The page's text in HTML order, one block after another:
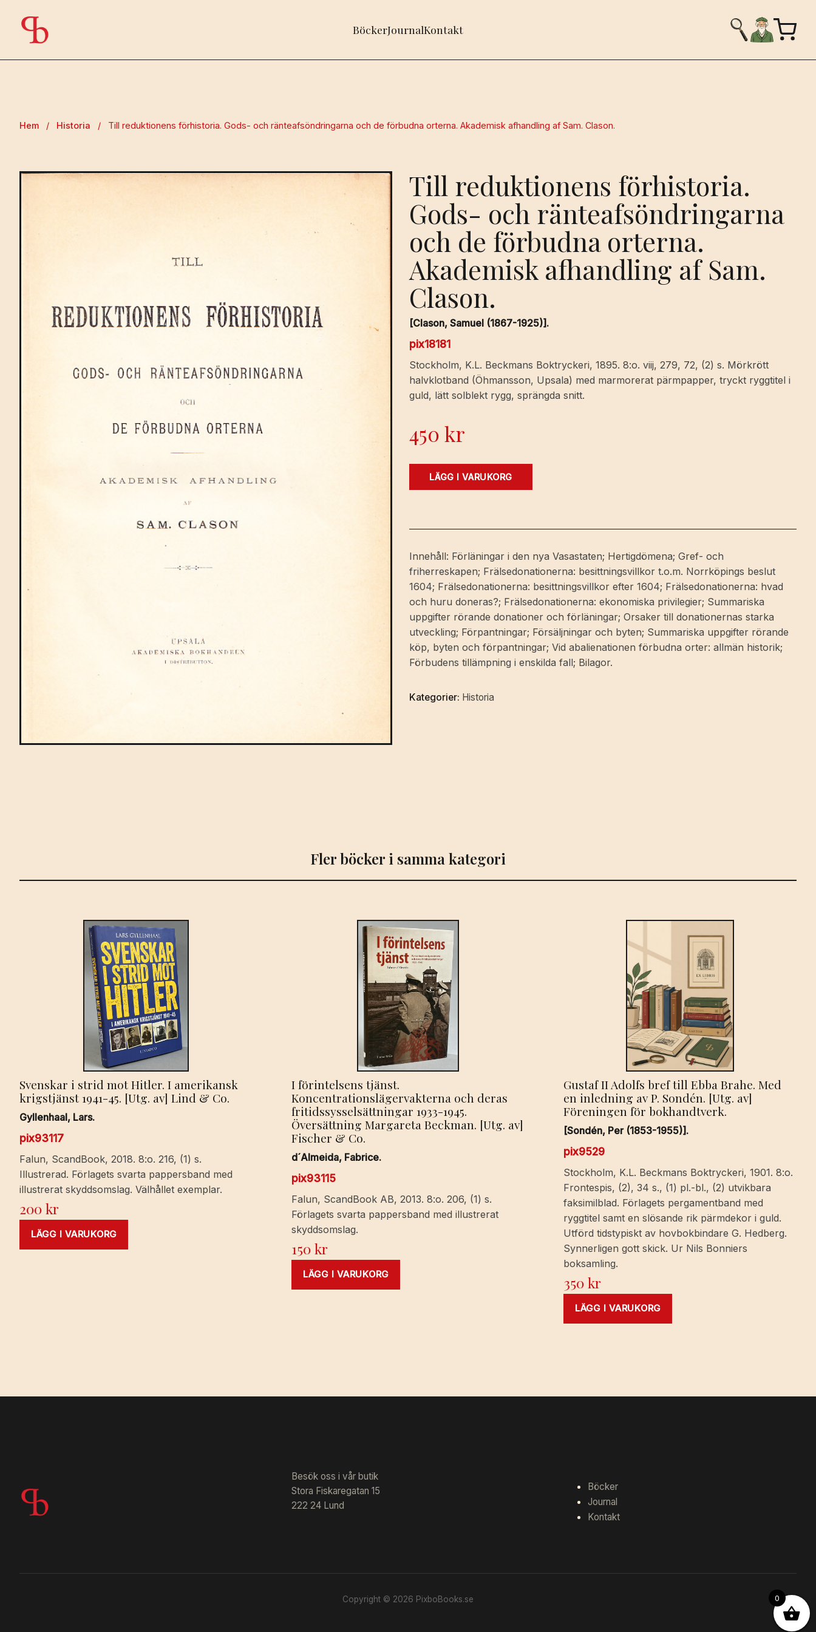
BöckerJournalKontakt
Hem / Historia / Till reduktionens förhistoria. Gods- och ränteafsöndringarna och de förbudna orterna. Akademisk afhandling af Sam. Clason.
Till reduktionens förhistoria.
Gods- och ränteafsöndringarna
och de förbudna orterna.
Akademisk afhandling af Sam.
Clason.
[Clason, Samuel (1867-1925)].
pix18181
Stockholm, K.L. Beckmans Boktryckeri, 1895. 8:o. viij, 279, 72, (2) s. Mörkrött
halvklotband (Öhmansson, Upsala) med marmorerat pärmpapper, tryckt ryggtitel i
guld, lätt solblekt rygg, sprängda snitt.
450kr
och
och
de
förbudna
orterna.
Akademisk
afhandling
af
Sam.
mängd
LÄGG I VARUKORG
Innehåll: Förläningar i den nya Vasastaten; Hertigdömena; Gref- och
friherreskapen; Frälsedonationerna: besittningsvillkor t.o.m. Norrköpings beslut
1604; Frälsedonationerna: besittningsvillkor efter 1604; Frälsedonationerna: hvad
och huru doneras?; Frälsedonationerna: ekonomiska privilegier; Summariska
uppgifter rörande donationer och förläningar; Orsaker till donationernas starka
utveckling; Förpantningar; Försäljningar och byten; Summariska uppgifter rörande
köp, byten och förpantningar; Vid abalienationen förbudna orter: allmän historik;
Förbudens tillämpning i enskilda fall; Bilagor.
Kategorier: Historia
Fler böcker i samma kategori
Svenskar i strid mot Hitler. I amerikansk
krigstjänst 1941-45. [Utg. av] Lind & Co.
Gyllenhaal, Lars.
pix93117
Falun, ScandBook, 2018. 8:o. 216, (1) s.
Illustrerad. Förlagets svarta pappersband med
illustrerat skyddsomslag. Välhållet exemplar.
200kr
LÄGG I VARUKORG
I förintelsens tjänst.
Koncentrationslägervakterna och deras
fritidssysselsättningar 1933-1945.
Översättning Margareta Beckman. [Utg. av]
Fischer & Co.
d´Almeida, Fabrice.
pix93115
Falun, ScandBook AB, 2013. 8:o. 206, (1) s.
Förlagets svarta pappersband med illustrerat
skyddsomslag.
150kr
LÄGG I VARUKORG
Gustaf II Adolfs bref till Ebba Brahe. Med
en inledning av P. Sondén. [Utg. av]
Föreningen för bokhandtverk.
[Sondén, Per (1853-1955)].
pix9529
Stockholm, K.L. Beckmans Boktryckeri, 1901. 8:o.
Frontespis, (2), 34 s., (1) pl.-bl., (2) utvikbara
faksimilblad. Förlagets pergamentband med
ryggtitel samt en slösande rik pärmdekor i guld.
Utförd tidstypiskt av hovbokbindare G. Hedberg.
Synnerligen gott skick. Ur Nils Bonniers
boksamling.
350kr
LÄGG I VARUKORG
Besök oss i vår butik
Stora Fiskaregatan 15
222 24 Lund
Böcker
Journal
Kontakt
Copyright © 2026 PixboBooks.se 0